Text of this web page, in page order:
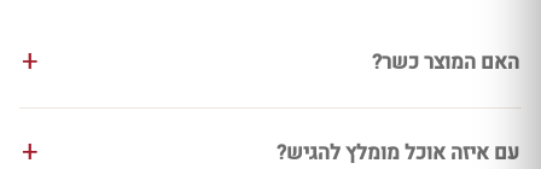
האם המוצר כשר?
עם איזה אוכל מומלץ להגיש?